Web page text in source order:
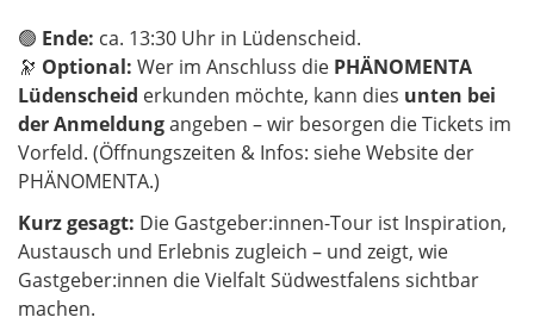
🟢 Ende: ca. 13:30 Uhr in Lüdenscheid.
🔭 Optional: Wer im Anschluss die PHÄNOMENTA
Lüdenscheid erkunden möchte, kann dies unten bei
der Anmeldungangeben – wir besorgen die Tickets im
Vorfeld. (Öffnungszeiten & Infos: siehe Website der
PHÄNOMENTA.)
Kurz gesagt: Die Gastgeber:innen-Tour ist Inspiration,
Austausch und Erlebnis zugleich – und zeigt, wie
Gastgeber:innen die Vielfalt Südwestfalens sichtbar
machen.